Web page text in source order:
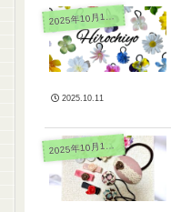
2
025年10月14日(火)
2025.10.11
2
025年10月14日(火)